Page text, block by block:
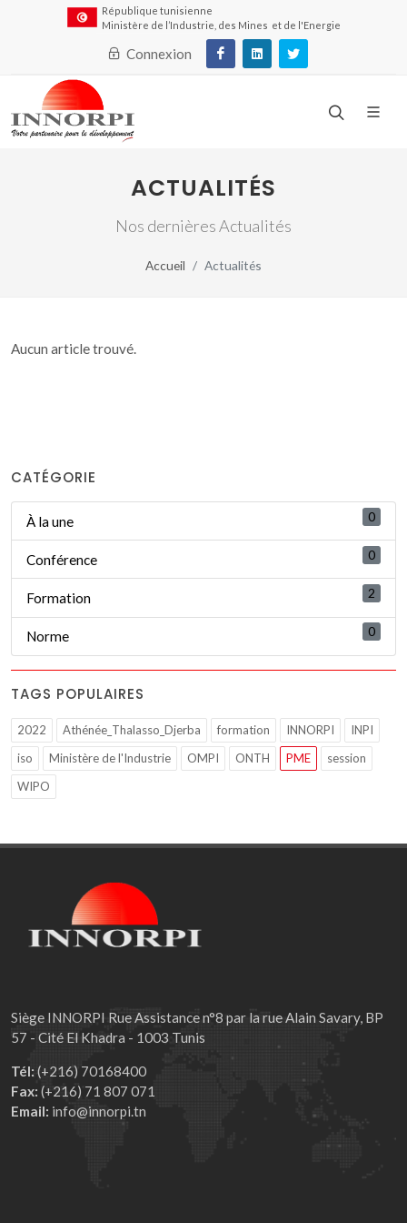
République tunisienne
Ministère de l’Industrie, des Mines et de l'Energie
Connexion
ACTUALITÉS
Nos dernières Actualités
Accueil Actualités
Aucun article trouvé.
CATÉGORIE
À la une 0
Conférence 0
Formation 2
Norme 0
TAGS POPULAIRES
2022 Athénée_Thalasso_Djerba formation INNORPI
INPI
iso
Ministère de l'Industrie OMPI ONTH PME
session
WIPO
Siège INNORPI Rue Assistance n°8 par la rue Alain Savary, BP
57 - Cité El Khadra - 1003 Tunis
Tél: (+216) 70168400
Fax: (+216) 71 807 071
Email: info@innorpi.tn